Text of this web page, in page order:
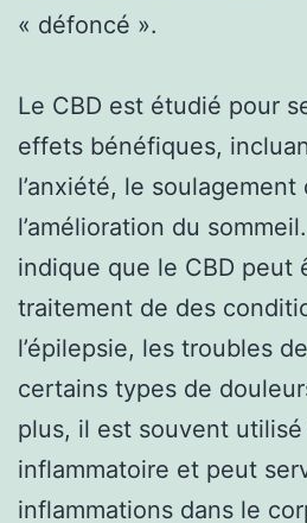
« défoncé ».
Le CBD est étudié pour
effets bénéfiques,
l’anxiété, le
l’amélioration du
indique que le CBD peut
traitement de des
l’épilepsie, les troubles
certains types de
plus, il est souvent
inflammatoire et peut
inflammations dans le